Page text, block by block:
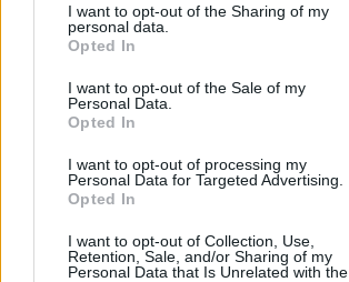
not limited to your visit or usage behaviour.
grant or deny consent to Google and its
use your data for below specified purposes
consent section.
I want to opt-out of the Sharing of my
personal data.
Opted In
I want to opt-out of the Sale of my
Personal Data.
Opted In
I want to opt-out of processing my
Personal Data for Targeted Advertising.
Opted In
I want to opt-out of Collection, Use,
Retention, Sale, and/or Sharing of my
Personal Data that Is Unrelated with the
Marc Marquez ha imparato la
Jerez